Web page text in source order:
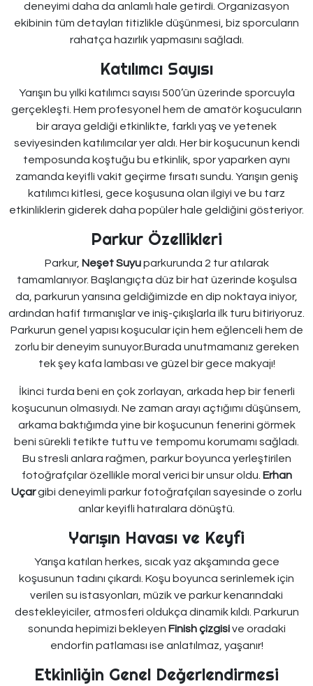
deneyimi daha da anlamlı hale getirdi. Organizasyon
ekibinin tüm detayları titizlikle düşünmesi, biz sporcuların
rahatça hazırlık yapmasını sağladı.
Katılımcı Sayısı
Yarışın bu yılki katılımcı sayısı 500’ün üzerinde sporcuyla
gerçekleşti. Hem profesyonel hem de amatör koşucuların
bir araya geldiği etkinlikte, farklı yaş ve yetenek
seviyesinden katılımcılar yer aldı. Her bir koşucunun kendi
temposunda koştuğu bu etkinlik, spor yaparken aynı
zamanda keyifli vakit geçirme fırsatı sundu. Yarışın geniş
katılımcı kitlesi, gece koşusuna olan ilgiyi ve bu tarz
etkinliklerin giderek daha popüler hale geldiğini gösteriyor.
Parkur Özellikleri
Parkur, Neşet Suyuparkurunda 2 tur atılarak
tamamlanıyor. Başlangıçta düz bir hat üzerinde koşulsa
da, parkurun yarısına geldiğimizde en dip noktaya iniyor,
ardından hafif tırmanışlar ve iniş-çıkışlarla ilk turu bitiriyoruz.
Parkurun genel yapısı koşucular için hem eğlenceli hem de
zorlu bir deneyim sunuyor.Burada unutmamanız gereken
tek şey kafa lambası ve güzel bir gece makyajı!
İkinci turda beni en çok zorlayan, arkada hep bir fenerli
koşucunun olmasıydı. Ne zaman arayı açtığımı düşünsem,
arkama baktığımda yine bir koşucunun fenerini görmek
beni sürekli tetikte tuttu ve tempomu korumamı sağladı.
Bu stresli anlara rağmen, parkur boyunca yerleştirilen
fotoğrafçılar özellikle moral verici bir unsur oldu. Erhan
Uçargibi deneyimli parkur fotoğrafçıları sayesinde o zorlu
anlar keyifli hatıralara dönüştü.
Yarışın Havası ve Keyfi
Yarışa katılan herkes, sıcak yaz akşamında gece
koşusunun tadını çıkardı. Koşu boyunca serinlemek için
verilen su istasyonları, müzik ve parkur kenarındaki
destekleyiciler, atmosferi oldukça dinamik kıldı. Parkurun
sonunda hepimizi bekleyen Finish çizgisive oradaki
endorfin patlaması ise anlatılmaz, yaşanır!
Etkinliğin Genel Değerlendirmesi